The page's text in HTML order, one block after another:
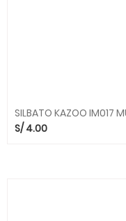
SILBATO KAZOO IM017
S/4.00